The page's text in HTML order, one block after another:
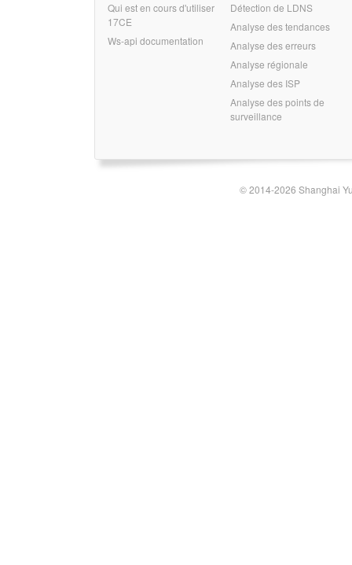
Qui est en cours d'utiliser
17CE
Ws-api documentation
Détection de LDNS
Analyse des tendances
Analyse des erreurs
Analyse régionale
Analyse des ISP
Analyse des points de
surveillance
© 2014-2026 Shanghai